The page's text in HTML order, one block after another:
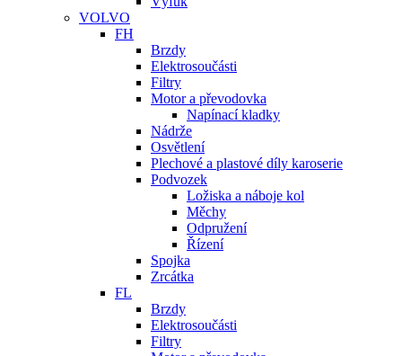
VOLVO
FH
Brzdy
Elektrosoučásti
Filtry
Motor a převodovka
Napínací kladky
Nádrže
Osvětlení
Plechové a plastové díly karoserie
Podvozek
Ložiska a náboje kol
Měchy
Odpružení
Řízení
Spojka
Zrcátka
FL
Brzdy
Elektrosoučásti
Filtry